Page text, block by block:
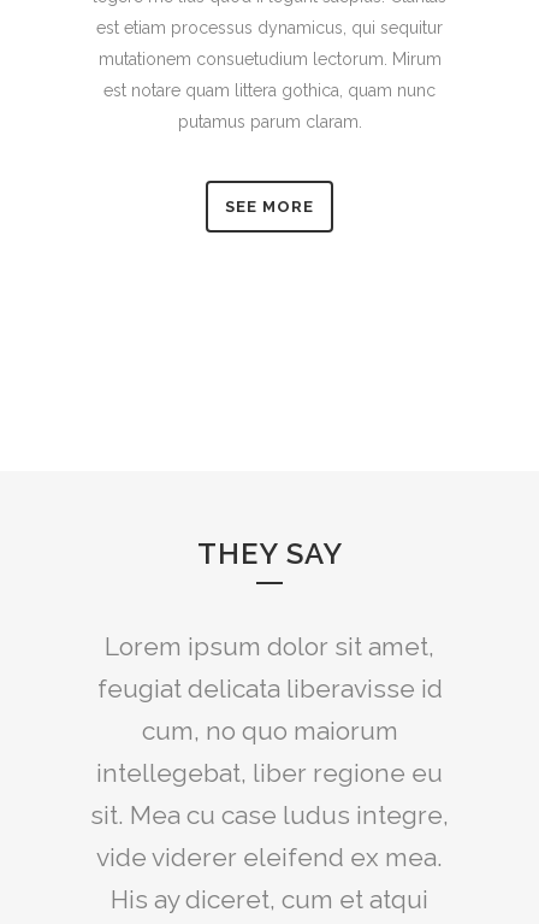
est etiam processus dynamicus, qui sequitur
mutationem consuetudium lectorum. Mirum
est notare quam littera gothica, quam nunc
putamus parum claram.
SEE MORE
THEY SAY
Lorem ipsum dolor sit amet,
feugiat delicata liberavisse id
cum, no quo maiorum
intellegebat, liber regione eu
sit. Mea cu case ludus integre,
vide viderer eleifend ex mea.
His ay diceret, cum et atqui